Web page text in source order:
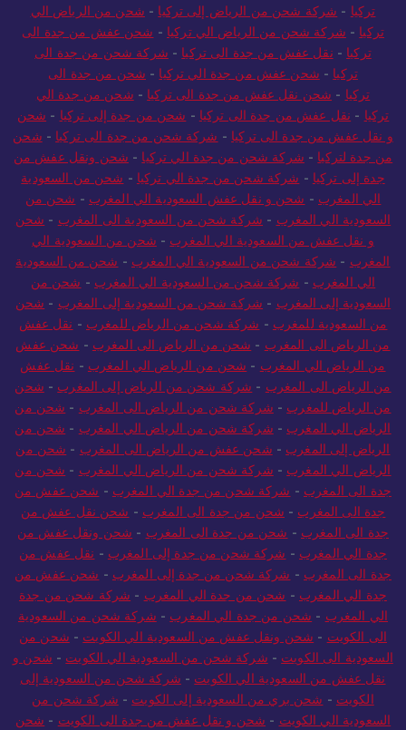
تركيا - شركة شحن من الرياض إلى تركيا - شحن من الرياض الي
تركيا - شركة شحن من الرياض الي تركيا - شحن عفش من جدة الى
تركيا - نقل عفش من جدة الى تركيا - شركة شحن من جدة الى
تركيا - شحن عفش من جدة الي تركيا - شحن من جدة الى
تركيا - شحن نقل عفش من جدة الى تركيا - شحن من جدة الي
تركيا - نقل عفش من جدة الى تركيا - شحن من جدة إلى تركيا - شحن
و نقل عفش من جدة الى تركيا - شركة شحن من جدة الى تركيا - شحن
من جدة لتركيا - شركة شحن من جدة الي تركيا - شحن ونقل عفش من
جدة إلى تركيا - شركة شحن من جدة الي تركيا - شحن من السعودية
الي المغرب - شحن و نقل عفش السعودية الي المغرب - شحن من
السعودية الي المغرب - شركة شحن من السعودية الى المغرب - شحن
و نقل عفش من السعودية الي المغرب - شحن من السعودية الي
المغرب - شركة شحن من السعودية الي المغرب - شحن من السعودية
الي المغرب - شركة شحن من السعودية الي المغرب - شحن من
السعودية إلى المغرب - شركة شحن من السعودية إلى المغرب - شحن
من السعودية للمغرب - شركة شحن من الرياض للمغرب - نقل عفش
من الرياض الى المغرب - شحن من الرياض الى المغرب - شحن عفش
من الرياض الي المغرب - شحن من الرياض الي المغرب - نقل عفش
من الرياض الى المغرب - شركة شحن من الرياض إلى المغرب - شحن
من الرياض للمغرب - شركة شحن من الرياض الى المغرب - شحن من
الرياض الي المغرب - شركة شحن من الرياض الي المغرب - شحن من
الرياض إلى المغرب - شحن عفش من الرياض الى المغرب - شحن من
الرياض الي المغرب - شركة شحن من الرياض الي المغرب - شحن من
جدة الى المغرب - شركة شحن من جدة الي المغرب - شحن عفش من
جدة الى المغرب - شحن من جدة الى المغرب - شحن نقل عفش من
جدة الى المغرب - شحن من جدة الى المغرب - شحن ونقل عفش من
جدة الي المغرب - شركة شحن من جدة إلى المغرب - نقل عفش من
جدة الى المغرب - شركة شحن من جدة إلى المغرب - شحن عفش من
جدة الي المغرب - شحن من جدة الي المغرب - شركة شحن من جدة
الي المغرب - شحن من جدة الي المغرب - شركة شحن من السعودية
الى الكويت - شحن ونقل عفش من السعودية الي الكويت - شحن من
السعودية الى الكويت - شركة شحن من السعودية الي الكويت - شحن و
نقل عفش من السعودية الي الكويت - شركة شحن من السعودية إلى
الكويت - شحن بري من السعودية إلى الكويت - شركة شحن من
السعودية الي الكويت - شحن و نقل عفش من جدة الى الكويت - شحن